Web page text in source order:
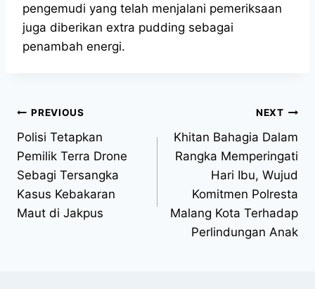
pengemudi yang telah menjalani pemeriksaan
juga diberikan extra pudding sebagai
penambah energi.
PREVIOUS
Polisi Tetapkan
Pemilik Terra Drone
Sebagi Tersangka
Kasus Kebakaran
Maut di Jakpus
NEXT
Khitan Bahagia Dalam
Rangka Memperingati
Hari Ibu, Wujud
Komitmen Polresta
Malang Kota Terhadap
Perlindungan Anak